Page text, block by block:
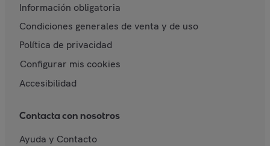
Información obligatoria
Condiciones generales de venta y de uso
Política de privacidad
Configurar mis cookies
Accesibilidad
Contacta con nosotros
Ayuda y Contacto